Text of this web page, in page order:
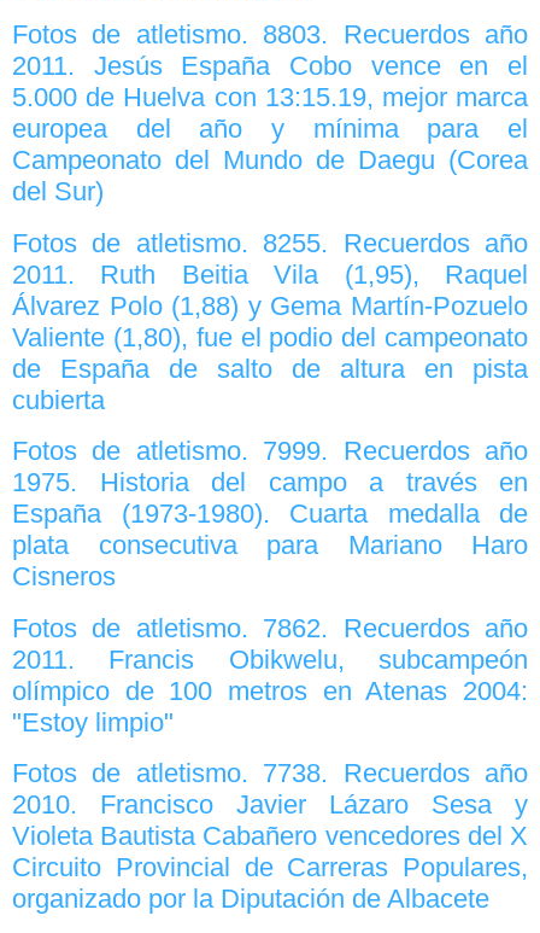
Fotos de atletismo. 8803. Recuerdos año
2011. Jesús España Cobo vence en el
5.000 de Huelva con 13:15.19, mejor marca
europea del año y mínima para el
Campeonato del Mundo de Daegu (Corea
del Sur)
Fotos de atletismo. 8255. Recuerdos año
2011. Ruth Beitia Vila (1,95), Raquel
Álvarez Polo (1,88) y Gema Martín-Pozuelo
Valiente (1,80), fue el podio del campeonato
de España de salto de altura en pista
cubierta
Fotos de atletismo. 7999. Recuerdos año
1975. Historia del campo a través en
España (1973-1980). Cuarta medalla de
plata consecutiva para Mariano Haro
Cisneros
Fotos de atletismo. 7862. Recuerdos año
2011. Francis Obikwelu, subcampeón
olímpico de 100 metros en Atenas 2004:
"Estoy limpio"
Fotos de atletismo. 7738. Recuerdos año
2010. Francisco Javier Lázaro Sesa y
Violeta Bautista Cabañero vencedores del X
Circuito Provincial de Carreras Populares,
organizado por la Diputación de Albacete